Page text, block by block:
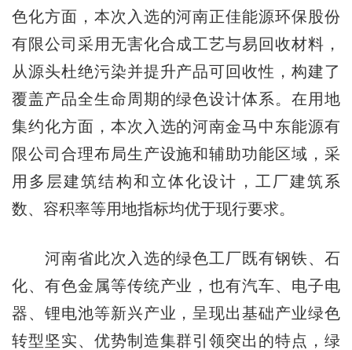
色化方面，本次入选的河南正佳能源环保股份
有限公司采用无害化合成工艺与易回收材料，
从源头杜绝污染并提升产品可回收性，构建了
覆盖产品全生命周期的绿色设计体系。在用地
集约化方面，本次入选的河南金马中东能源有
限公司合理布局生产设施和辅助功能区域，采
用多层建筑结构和立体化设计，工厂建筑系
数、容积率等用地指标均优于现行要求。
河南省此次入选的绿色工厂既有钢铁、石
化、有色金属等传统产业，也有汽车、电子电
器、锂电池等新兴产业，呈现出基础产业绿色
转型坚实、优势制造集群引领突出的特点，绿